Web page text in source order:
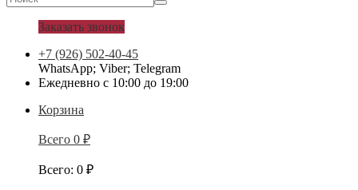
Заказать звонок
+7 (926) 502-40-45
WhatsApp; Viber; Telegram
Ежедневно с 10:00 до 19:00
Корзина
Всего 0 ₽
Всего: 0 ₽